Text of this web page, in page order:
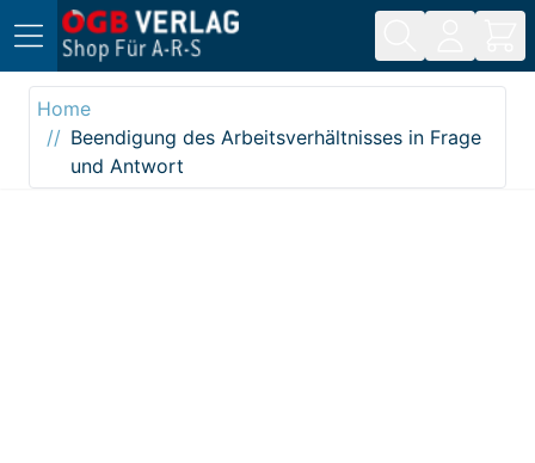
Direkt zum Inhalt
Home
Beendigung des Arbeitsverhältnisses in Frage
und Antwort